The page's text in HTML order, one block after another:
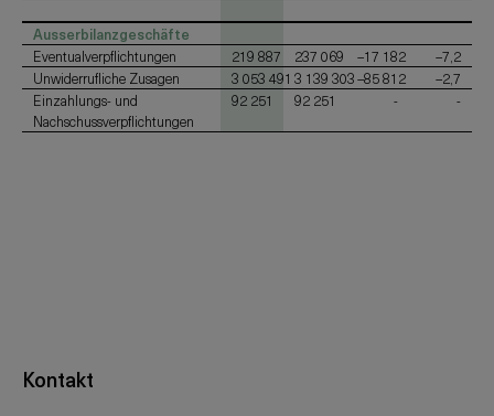
Ausserbilanzgeschäfte
Eventualverpflichtungen
219 887 237 069 –17 182
–7,2
Unwiderrufliche Zusagen
3 053 491 3 139 303–85 812
–2,7
Einzahlungs- und
Nachschussverpflichtungen
92 251 92 251 - -
Kontakt